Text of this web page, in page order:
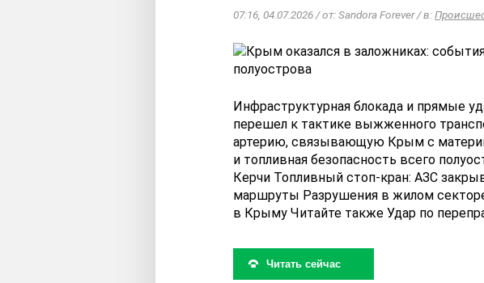
07:16, 04.07.2026 / от: Sandora Forever / в:
Инфраструктурная блокада и прямые
перешел к тактике выжженного
артерию, связывающую Крым с
и топливная безопасность всего
Керчи Топливный стоп-кран: АЗС
маршруты Разрушения в жилом
в Крыму Читайте также Удар по
Читать сейчас